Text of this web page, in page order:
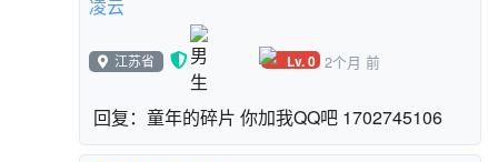
凌云
江苏省 Lv. 0 2个月 前
回复：童年的碎片 你加我QQ吧 1702745106